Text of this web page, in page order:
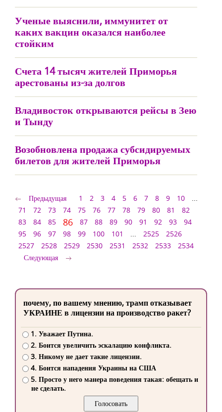
Ученые выяснили, иммунитет от
каких вакцин оказался наиболее
стойким
Счета 14 тысяч жителей Приморья
арестованы из-за долгов
Владивосток открываются рейсы в Зею
и Тынду
Возобновлена продажа субсидируемых
билетов для жителей Приморья
Предыдущая 1 2 3 4 5 6 7 8 9 10
...
71
72 73 74 75 76 77 78 79 80 81
82
83
84 85 86 87 88 89 90 91 92 93
94
95
96 97 98 99 100 101 ... 2525
2526
2527
2528 2529 2530 2531 2532 2533
2534
Следующая
почему, по вашему мнению, трамп отказывает
УКРАИНЕ в лицензии на производство ракет?
1. Уважает Путина.
2. Боится увеличить эскалацию конфликта.
3. Никому не дает такие лицензии.
4. Боится нападения Украины на США
5. Просто у него манера поведения такая: обещать и
не сделать.